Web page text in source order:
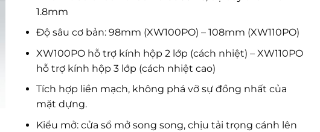
1.8mm
Độ sâu cơ bản: 98mm (XW100PO) – 108mm (XW110PO)
XW100PO hỗ trợ kính hộp 2 lớp (cách nhiệt) – XW110PO
hỗ trợ kính hộp 3 lớp (cách nhiệt cao)
Tích hợp liền mạch, không phá vỡ sự đồng nhất của
mặt dựng.
Kiểu mở: cửa sổ mở song song, chịu tải trọng cánh lên